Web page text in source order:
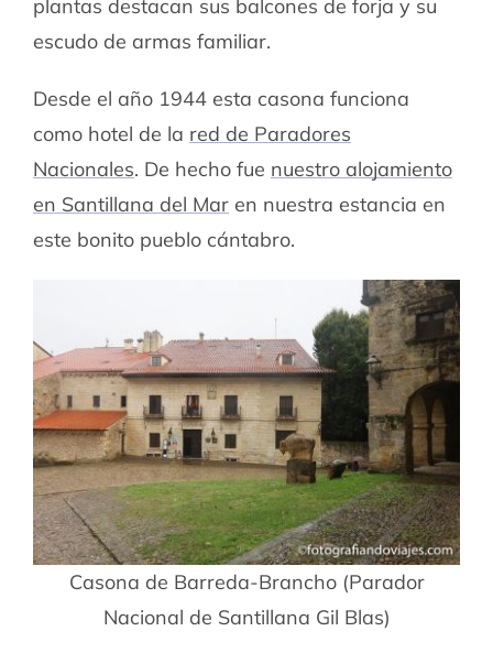
plantas destacan sus balcones de forja y su
escudo de armas familiar.
Desde el año 1944 esta casona funciona
como hotel de la red de Paradores
Nacionales. De hecho fue nuestro alojamiento
en Santillana del Maren nuestra estancia en
este bonito pueblo cántabro.
Casona de Barreda-Brancho (Parador
Nacional de Santillana Gil Blas)